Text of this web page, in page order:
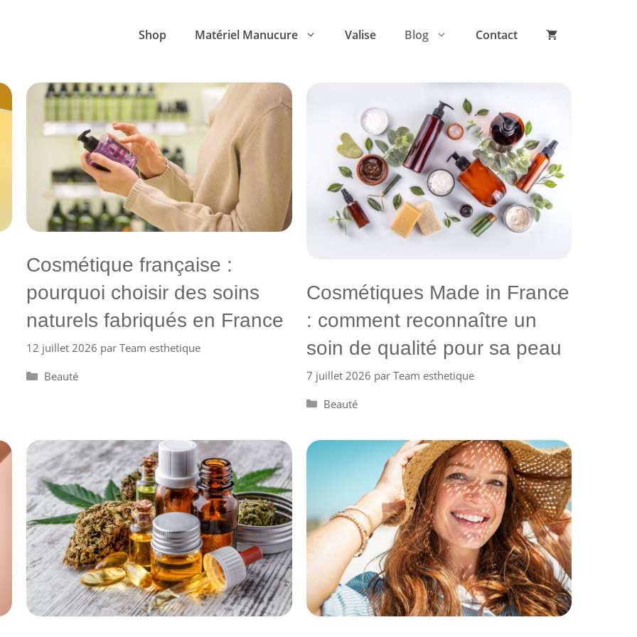
Shop Matériel Manucure Valise Blog Contact
Cosmétique française :
pourquoi choisir des soins
naturels fabriqués en France
12 juillet 2026 parTeam esthetique
Catégories
Beauté
Cosmétiques Made in France
: comment reconnaître un
soin de qualité pour sa peau
7 juillet 2026 par Team esthetique
Catégories
Beauté